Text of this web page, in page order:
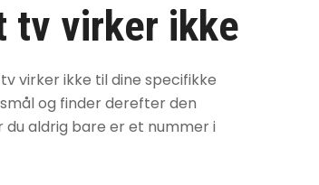
tv virker ikke
virker ikke til dine specifikke
og finder derefter den
du aldrig bare er et nummer i